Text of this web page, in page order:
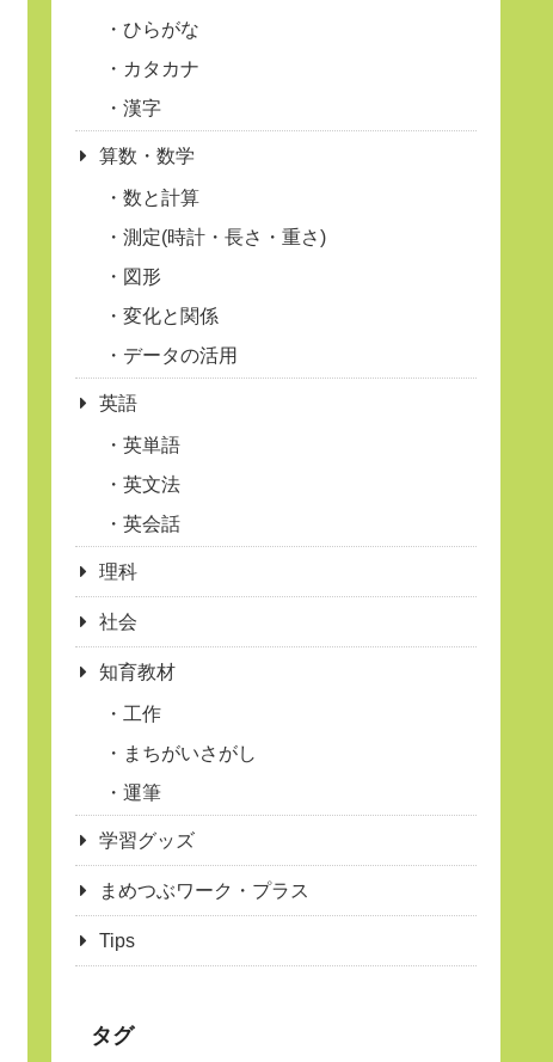
ひらがな
カタカナ
漢字
算数・数学
数と計算
測定(時計・長さ・重さ)
図形
変化と関係
データの活用
英語
英単語
英文法
英会話
理科
社会
知育教材
工作
まちがいさがし
運筆
学習グッズ
まめつぶワーク・プラス
Tips
タグ